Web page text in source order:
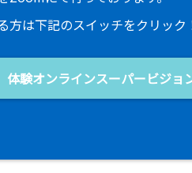
方は下記のスイッチをクリック
体験オンラインスーパービジョ